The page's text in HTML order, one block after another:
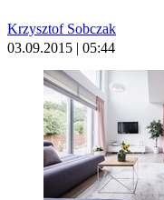
Krzysztof Sobczak
03.09.2015 | 05:44